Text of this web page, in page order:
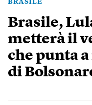
BRASILE
Brasile,
metterà il
che punta
di